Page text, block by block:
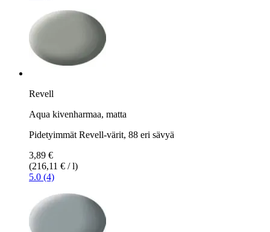
Revell
Aqua kivenharmaa, matta
Pidetyimmät Revell-värit, 88 eri sävyä
3,89 €
(216,11 € / l)
5.0 (4)